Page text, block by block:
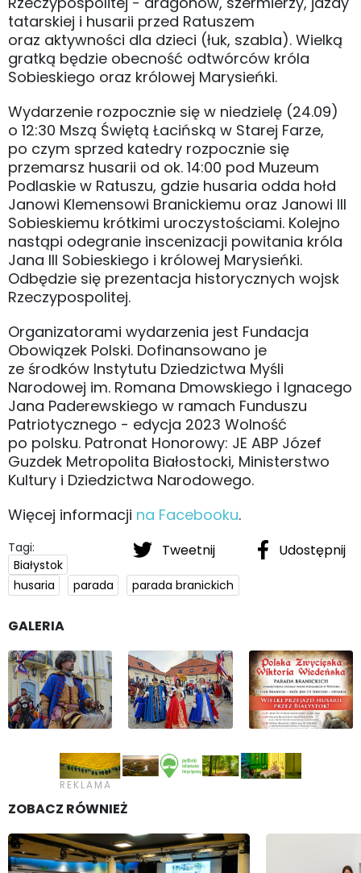
tatarskiej i husarii przed Ratuszem
oraz aktywności dla dzieci (łuk, szabla). Wielką
gratką będzie obecność odtwórców króla
Sobieskiego oraz królowej Marysieńki.
Wydarzenie rozpocznie się w niedzielę (24.09)
o 12:30 Mszą Świętą Łacińską w Starej Farze,
po czym sprzed katedry rozpocznie się
przemarsz husarii od ok. 14:00 pod Muzeum
Podlaskie w Ratuszu, gdzie husaria odda hołd
Janowi Klemensowi Branickiemu oraz Janowi III
Sobieskiemu krótkimi uroczystościami. Kolejno
nastąpi odegranie inscenizacji powitania króla
Jana III Sobieskiego i królowej Marysieńki.
Odbędzie się prezentacja historycznych wojsk
Rzeczypospolitej.
Organizatorami wydarzenia jest Fundacja
Obowiązek Polski. Dofinansowano je
ze środków Instytutu Dziedzictwa Myśli
Narodowej im. Romana Dmowskiego i Ignacego
Jana Paderewskiego w ramach Funduszu
Patriotycznego - edycja 2023 Wolność
po polsku. Patronat Honorowy: JE ABP Józef
Guzdek Metropolita Białostocki, Ministerstwo
Kultury i Dziedzictwa Narodowego.
Więcej informacji na Facebooku.
Tweetnij Udostępnij
Tagi:
Białystok
husaria
parada parada branickich
GALERIA
ZOBACZ RÓWNIEŻ